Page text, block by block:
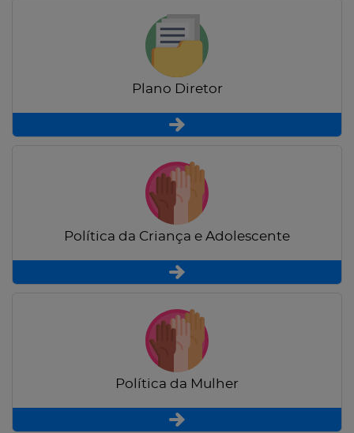
Plano Diretor
Política da Criança e Adolescente
Política da Mulher